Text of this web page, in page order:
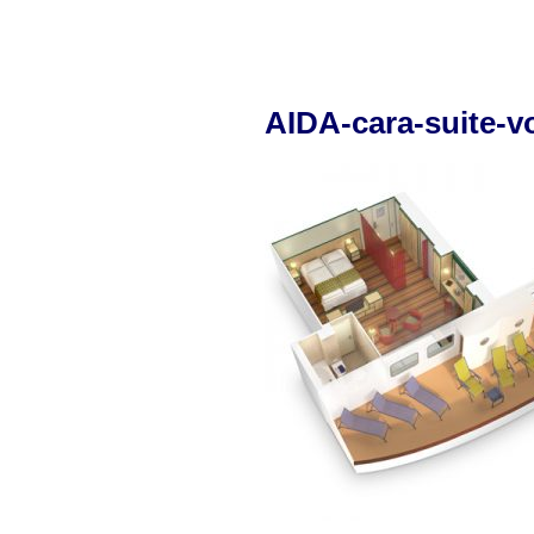
AIDA-cara-suite-